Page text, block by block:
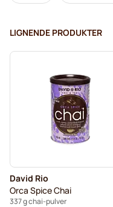
LIGNENDE PRODUKTER
David Rio
Orca Spice Chai
337 g chai-pulver